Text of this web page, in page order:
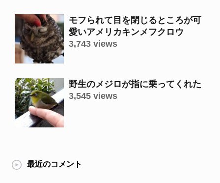
モフられて目を閉じるところが可
愛いアメリカキンメフクロウ
3,743 views
野生のメジロが指に乗ってくれた
3,545 views
最近のコメント